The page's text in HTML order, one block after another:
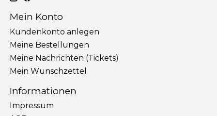
Mein Konto
Kundenkonto anlegen
Meine Bestellungen
Meine Nachrichten (Tickets)
Mein Wunschzettel
Informationen
Impressum